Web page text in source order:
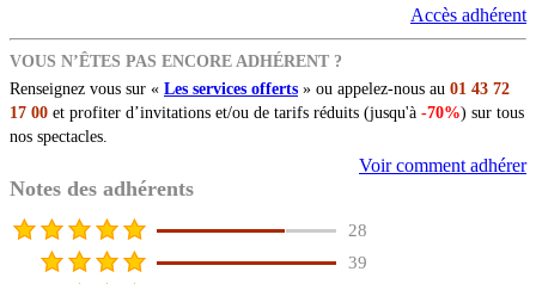
Accès adhérent
VOUS N’ÊTES PAS ENCORE ADHÉRENT ?
Renseignez vous sur « Les services offerts » ou appelez-nous au 01 43 72
17 00 et profiter d’invitations et/ou de tarifs réduits (jusqu'à -70%) sur tous
nos spectacles.
Voir comment adhérer
Notes des adhérents
28
39